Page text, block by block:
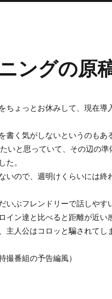
ングの原
ちょっとお休みして、現在導
書く気がしないというのもあ
いと思っていて、その辺の準
た。
いので、週明けくらいには終
いぶフレンドリーで話しやす
イン達と比べると距離が近い
主人公はコロッと騙されて
撮番組の予告編風）